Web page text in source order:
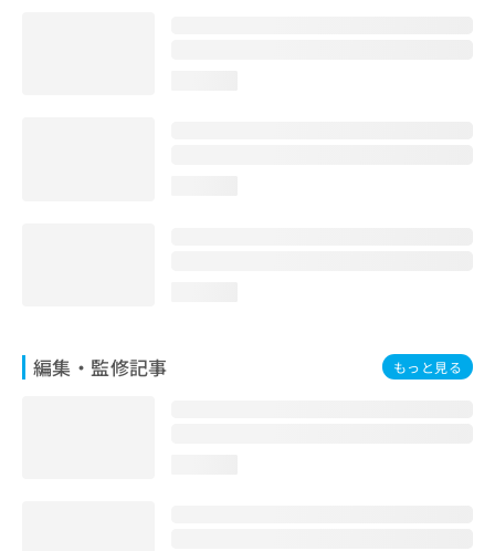
編集・監修記事 もっと見る